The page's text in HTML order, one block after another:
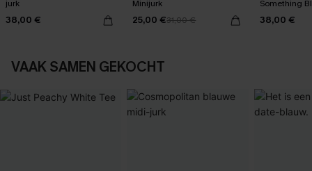
jurk
38,00 €
Minijurk
25,00 €31,00 €
Something
38,00 €
VAAK SAMEN GEKOCHT